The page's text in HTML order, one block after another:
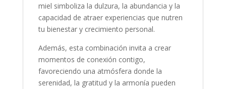
miel simboliza la dulzura, la abundancia y la
capacidad de atraer experiencias que nutren
tu bienestar y crecimiento personal.
Además, esta combinación invita a crear
momentos de conexión contigo,
favoreciendo una atmósfera donde la
serenidad, la gratitud y la armonía pueden